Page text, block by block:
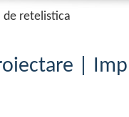
de retelistica
|